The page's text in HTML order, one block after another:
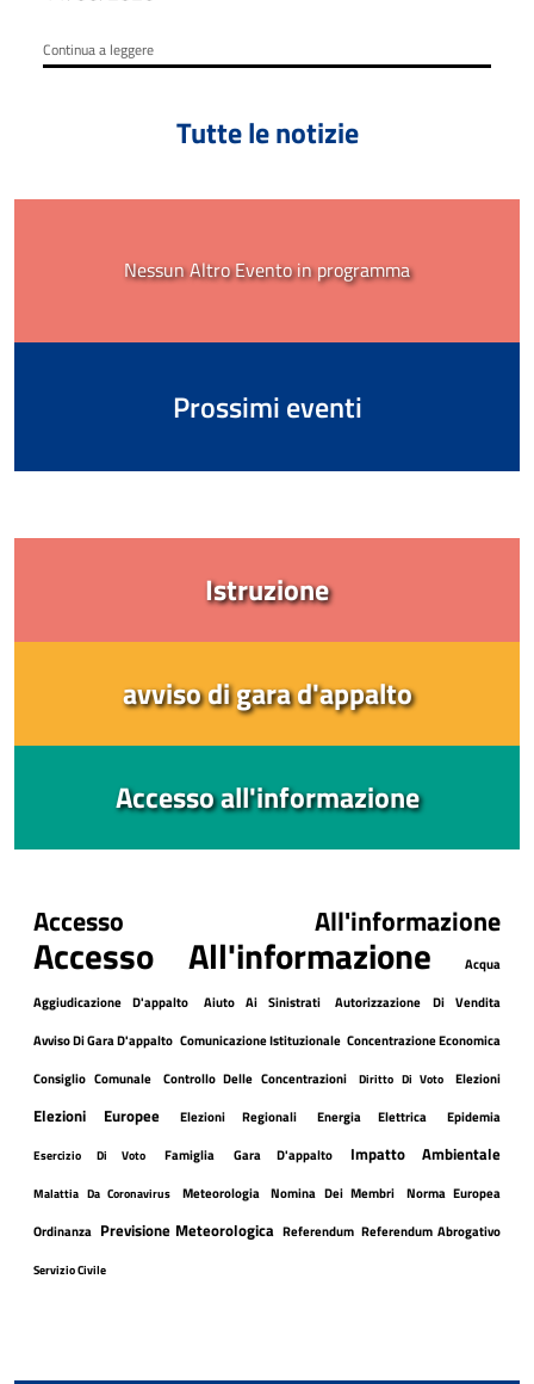
Continua a leggere
Tutte le notizie
Nessun Altro Evento in programma
Prossimi eventi
Istruzione
avviso di gara d'appalto
Accesso all'informazione
Accesso All'informazione
Accesso All'informazione
Acqua
Aggiudicazione D'appalto
Aiuto Ai Sinistrati
Autorizzazione Di Vendita
Avviso Di Gara D'appalto Comunicazione Istituzionale Concentrazione Economica
Consiglio Comunale
Controllo Delle Concentrazioni Diritto Di Voto Elezioni
Elezioni Europee Elezioni Regionali Energia Elettrica Epidemia
Esercizio Di Voto Famiglia Gara D'appalto Impatto Ambientale
Malattia Da Coronavirus Meteorologia Nomina Dei Membri
Norma Europea
Ordinanza Previsione Meteorologica Referendum Referendum Abrogativo
Servizio Civile